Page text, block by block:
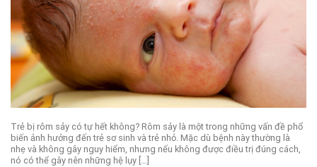
Trẻ bị rôm sảy có tự hết không? Rôm sảy là một trong những vấn đề phổ
biến ảnh hưởng đến trẻ sơ sinh và trẻ nhỏ. Mặc dù bệnh này thường là
nhẹ và không gây nguy hiểm, nhưng nếu không được điều trị đúng cách,
nó có thể gây nên những hệ lụy […]